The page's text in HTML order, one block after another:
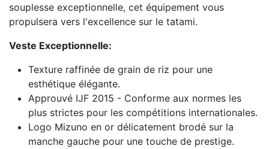
souplesse exceptionnelle, cet équipement vous
propulsera vers l'excellence sur le tatami.
Veste Exceptionnelle:
Texture raffinée de grain de riz pour une
esthétique élégante.
Approuvé IJF 2015 - Conforme aux normes les
plus strictes pour les compétitions internationales.
Logo Mizuno en or délicatement brodé sur la
manche gauche pour une touche de prestige.